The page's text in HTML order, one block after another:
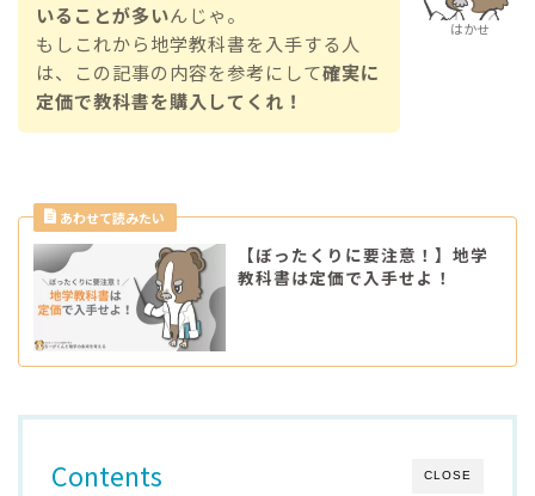
はかせ
いることが多いんじゃ。
もしこれから地学教科書を入手する人
は、この記事の内容を参考にして確実に
定価で教科書を購入してくれ！
【ぼったくりに要注意！】地学
教科書は定価で入手せよ！
CLOSE
Contents